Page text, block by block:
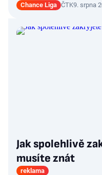
Chance Liga ČTK9. srpna
Jak spolehlivě
musíte znát
reklama